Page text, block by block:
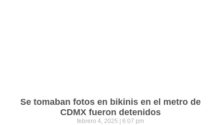
Se tomaban fotos en bikinis en el metro de
CDMX fueron detenidos
febrero 4, 2025 6:07 pm